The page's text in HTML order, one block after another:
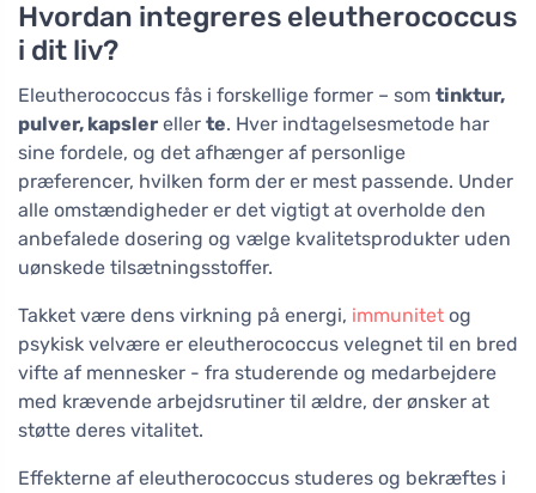
Hvordan integreres eleutherococcus
i dit liv?
Eleutherococcus fås i forskellige former – som tinktur,
pulver, kapsler eller te. Hver indtagelsesmetode har
sine fordele, og det afhænger af personlige
præferencer, hvilken form der er mest passende. Under
alle omstændigheder er det vigtigt at overholde den
anbefalede dosering og vælge kvalitetsprodukter uden
uønskede tilsætningsstoffer.
Takket være dens virkning på energi, immunitet og
psykisk velvære er eleutherococcus velegnet til en bred
vifte af mennesker - fra studerende og medarbejdere
med krævende arbejdsrutiner til ældre, der ønsker at
støtte deres vitalitet.
Effekterne af eleutherococcus studeres og bekræftes i